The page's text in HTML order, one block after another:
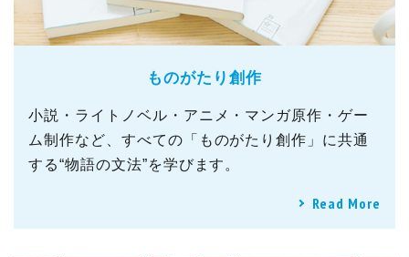
ものがたり創作
小説・ライトノベル・アニメ・マンガ原作・ゲー
ム制作など、すべての「ものがたり創作」に共通
する“物語の文法”を学びます。
Read More